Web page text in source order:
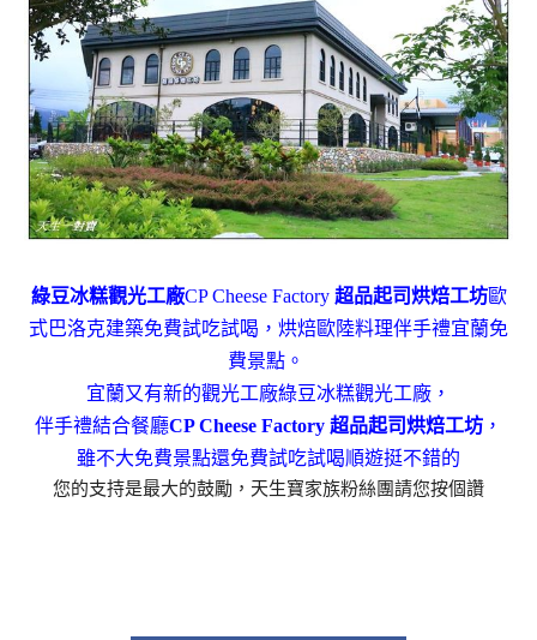
綠豆冰糕觀光工廠CP Cheese Factory 超品起司烘焙工坊歐
式巴洛克建築免費試吃試喝，烘焙歐陸料理伴手禮宜蘭免
費景點。
宜蘭又有新的觀光工廠綠豆冰糕觀光工廠，
伴手禮結合餐廳CP Cheese Factory 超品起司烘焙工坊 ，
雖不大免費景點還免費試吃試喝順遊挺不錯的
您的支持是最大的鼓勵，天生寶家族粉絲團請您按個讚